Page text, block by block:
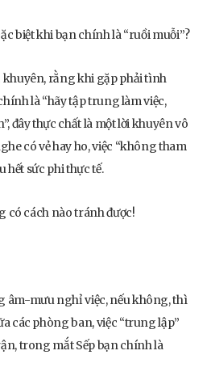
biệt khi bạn chính là “ruồi muỗi”?
khuyên, rằng khi gặp phải tình
là “hãy tập trung làm việc,
đây thực chất là một lời khuyên vô
có vẻ hay ho, việc “không tham
hết sức phi thực tế.
có cách nào tránh được!
âm-mưu nghỉ việc, nếu không, thì
các phòng ban, việc “trung lập”
trong mắt Sếp bạn chính là